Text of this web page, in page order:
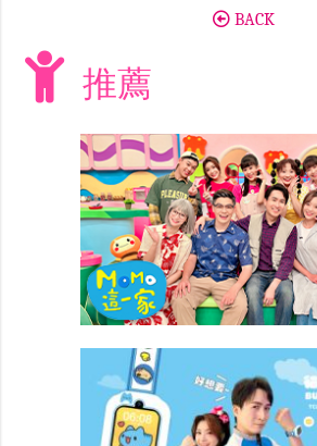
BACK
推薦